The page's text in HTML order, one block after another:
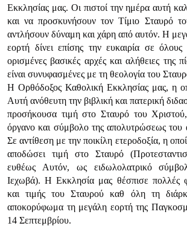
Εκκλησίας μας. Οι πιστοί την ημέρα αυτή
και να προσκυνήσουν τον Τίμιο Σταυρό
αντλήσουν δύναμη και χάρη από αυτόν. Η
εορτή δίνει επίσης την ευκαιρία σε
ορισμένες βασικές αρχές και αλήθειες της
είναι συνυφασμένες με τη θεολογία του
Η Ορθόδοξος Καθολική Εκκλησίας μας, η
Αυτή ανόθευτη την βιβλική και πατερική
προσήκουσα τιμή στο Σταυρό του
όργανο και σύμβολο της απολυτρώσεως του
Σε αντίθεση με την ποικίλη ετεροδοξία, η
αποδώσει τιμή στο Σταυρό
ευθέως Αυτόν, ως ειδωλολατρικό
Ιεχωβά). Η Εκκλησία μας θέσπισε πολλές
και τιμής του Σταυρού καθ όλη τη
αποκορύφωμα τη μεγάλη εορτή της
14 Σεπτεμβρίου.